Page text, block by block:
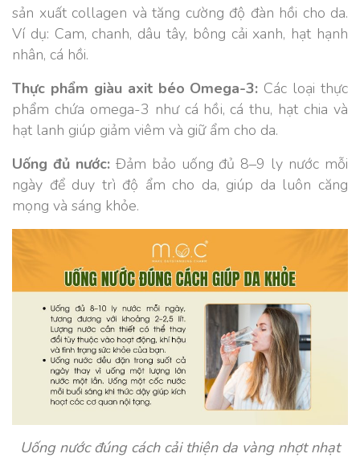
sản xuất collagen và tăng cường độ đàn hồi cho da.
Ví dụ: Cam, chanh, dâu tây, bông cải xanh, hạt hạnh
nhân, cá hồi.
Thực phẩm giàu axit béo Omega-3: Các loại thực
phẩm chứa omega-3 như cá hồi, cá thu, hạt chia và
hạt lanh giúp giảm viêm và giữ ẩm cho da.
Uống đủ nước: Đảm bảo uống đủ 8–9 ly nước mỗi
ngày để duy trì độ ẩm cho da, giúp da luôn căng
mọng và sáng khỏe.
Uống nước đúng cách cải thiện da vàng nhợt nhạt